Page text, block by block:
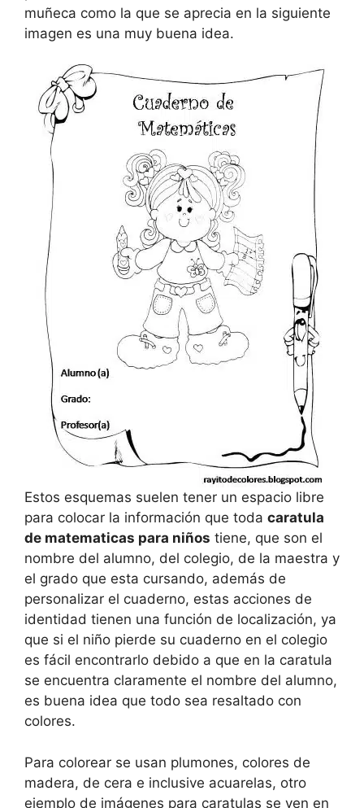
muñeca como la que se aprecia en la siguiente
imagen es una muy buena idea.
Estos esquemas suelen tener un espacio libre
para colocar la información que toda caratula
de matematicas para niños tiene, que son el
nombre del alumno, del colegio, de la maestra y
el grado que esta cursando, además de
personalizar el cuaderno, estas acciones de
identidad tienen una función de localización, ya
que si el niño pierde su cuaderno en el colegio
es fácil encontrarlo debido a que en la caratula
se encuentra claramente el nombre del alumno,
es buena idea que todo sea resaltado con
colores.
Para colorear se usan plumones, colores de
madera, de cera e inclusive acuarelas, otro
ejemplo de imágenes para caratulas se ven en